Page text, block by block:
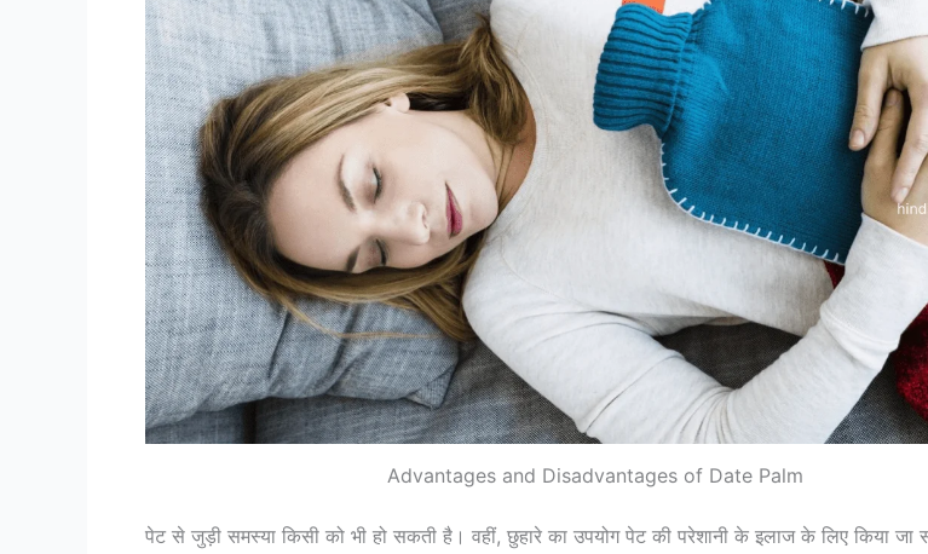
Advantages and Disadvantages of Date Palm
पेट से जुड़ी समस्या किसी को भी हो सकती है। वहीं, छुहारे का उपयोग पेट की परेशानी के इलाज के लिए किया